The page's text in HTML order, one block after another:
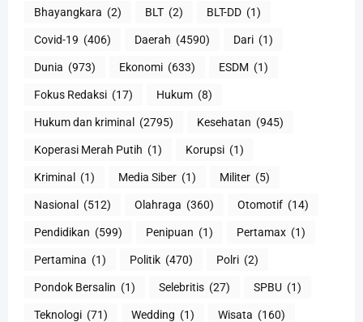
Bhayangkara (2) BLT (2) BLT-DD (1)
Covid-19 (406) Daerah (4590) Dari (1)
Dunia (973) Ekonomi (633) ESDM (1)
Fokus Redaksi (17) Hukum (8)
Hukum dan kriminal (2795) Kesehatan (945)
Koperasi Merah Putih (1) Korupsi (1)
Kriminal (1) Media Siber (1) Militer (5)
Nasional (512) Olahraga (360) Otomotif (14)
Pendidikan (599) Penipuan (1) Pertamax (1)
Pertamina (1) Politik (470) Polri (2)
Pondok Bersalin (1) Selebritis (27) SPBU (1)
Teknologi (71) Wedding (1) Wisata (160)